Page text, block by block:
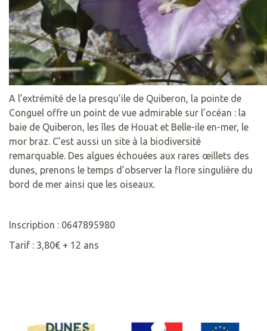
A l’extrémité de la presqu’ile de Quiberon, la pointe de
Conguel offre un point de vue admirable sur l’océan : la
baie de Quiberon, les îles de Houat et Belle-ile en-mer, le
mor braz. C’est aussi un site à la biodiversité
remarquable. Des algues échouées aux rares œillets des
dunes, prenons le temps d’observer la flore singulière du
bord de mer ainsi que les oiseaux.
Inscription : 0647895980
Tarif : 3,80€ + 12 ans